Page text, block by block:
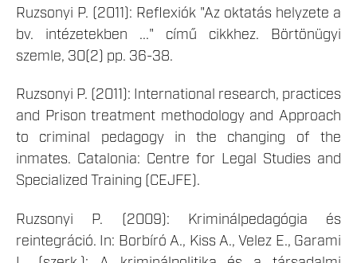
Ruzsonyi P. (2011): Reflexiók "Az oktatás helyzete a
bv. intézetekben ..." című cikkhez. Börtönügyi
szemle, 30(2) pp. 36-38.
Ruzsonyi P. (2011): International research, practices
and Prison treatment methodology and Approach
to criminal pedagogy in the changing of the
inmates. Catalonia: Centre for Legal Studies and
Specialized Training (CEJFE).
Ruzsonyi P. (2009): Kriminálpedagógia és
reintegráció. In: Borbíró A., Kiss A., Velez E., Garami